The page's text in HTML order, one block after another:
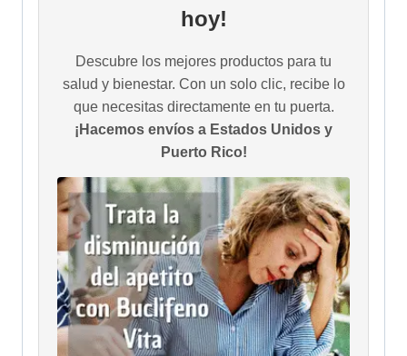
hoy!
Descubre los mejores productos para tu
salud y bienestar. Con un solo clic, recibe lo
que necesitas directamente en tu puerta.
¡Hacemos envíos a Estados Unidos y
Puerto Rico!